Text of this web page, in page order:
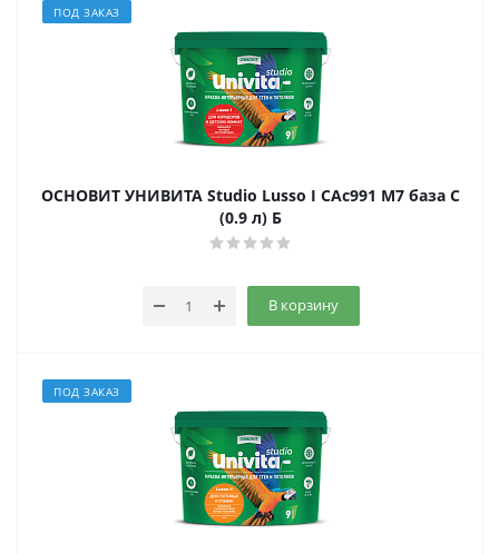
ПОД ЗАКАЗ
ОСНОВИТ УНИВИТА Studio Lusso I САс991 М7 база С
(0.9 л) Б
В корзину
ПОД ЗАКАЗ